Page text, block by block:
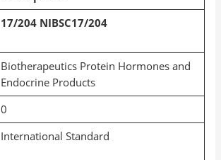
17/204 NIBSC17/204
Biotherapeutics Protein Hormones and
Endocrine Products
0
International Standard